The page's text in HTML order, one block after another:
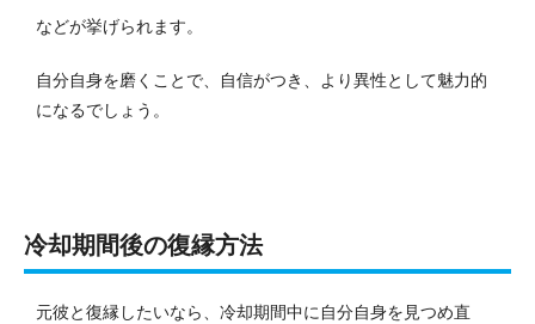
などが挙げられます。
自分自身を磨くことで、自信がつき、より異性として魅力的
になるでしょう。
冷却期間後の復縁方法
元彼と復縁したいなら、冷却期間中に自分自身を見つめ直